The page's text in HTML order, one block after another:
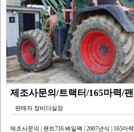
판매자 장비다실장
제조사문의 | 팬트716 베일팩 | 2007년식 | 165마력